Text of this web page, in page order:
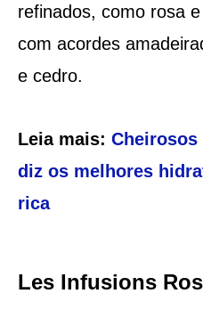
refinados, como rosa
com acordes
e cedro.
Leia mais:
diz os melhores
rica
Les Infusions